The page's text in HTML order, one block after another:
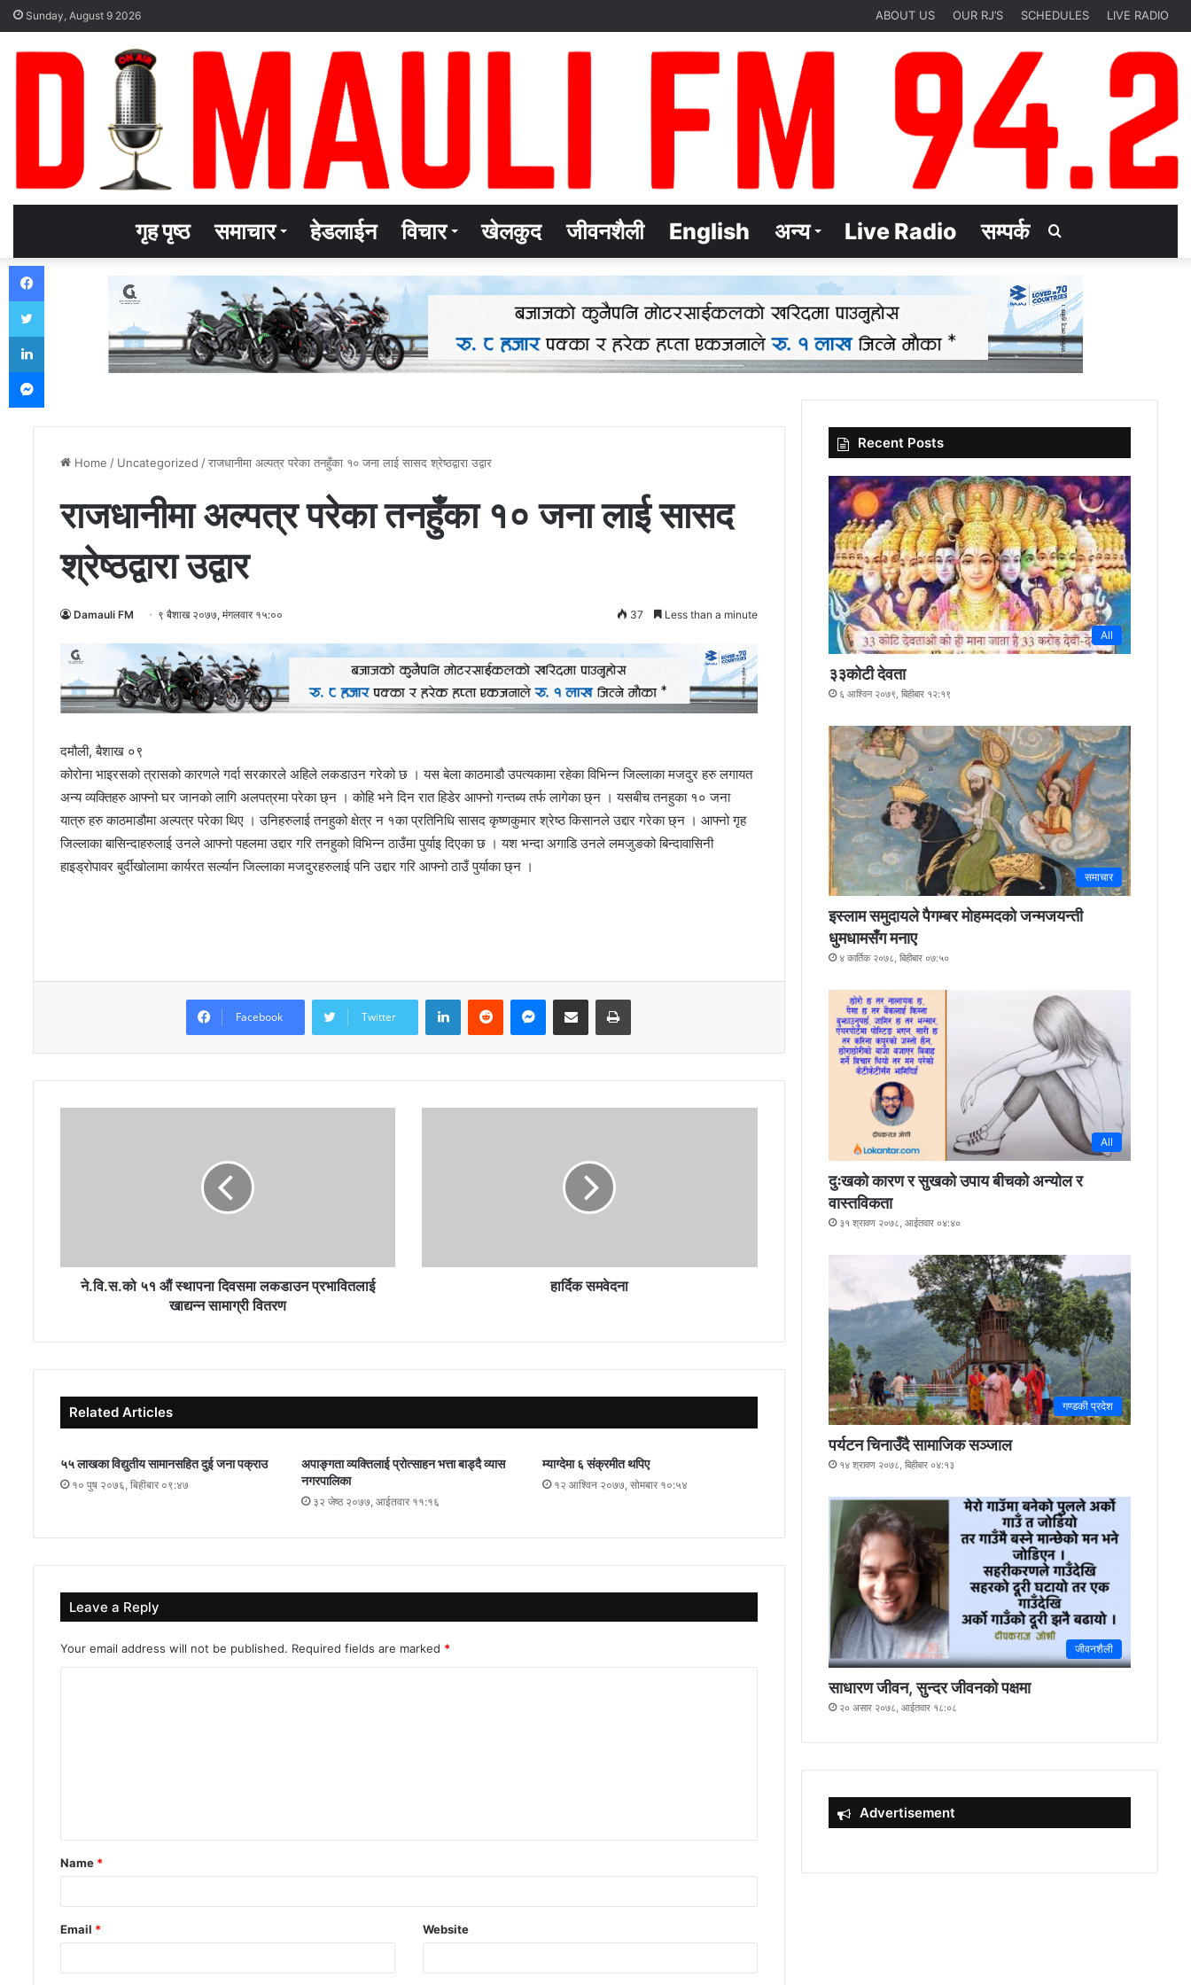
Sunday, August 9 2026 ABOUT US OUR RJ’S SCHEDULES LIVE RADIO
गृह पृष्ठ समाचार हेडलाईन विचार खेलकुद जीवनशैली English अन्य Live Radio सम्पर्क
for
Home / Uncategorized /राजधानीमा अल्पत्र परेका तनहुँका १० जना लाई सासद श्रेष्ठद्वारा उद्वार
राजधानीमा अल्पत्र परेका तनहुँका १० जना लाई सासद
श्रेष्ठद्वारा उद्वार
Damauli FM ९ बैशाख २०७७, मंगलवार १५:०० 37 Less than a minute
दमौली, बैशाख ०९
कोरोना भाइरसको त्रासको कारणले गर्दा सरकारले अहिले लकडाउन गरेको छ । यस बेला काठमाडौ उपत्यकामा रहेका विभिन्न जिल्लाका मजदुर हरु लगायत
अन्य व्यक्तिहरु आफ्नो घर जानको लागि अलपत्रमा परेका छ्न । कोहि भने दिन रात हिडेर आफ्नो गन्तब्य तर्फ लागेका छ्न । यसबीच तनहुका १० जना
यात्रु हरु काठमाडौमा अल्पत्र परेका थिए । उनिहरुलाई तनहुको क्षेत्र न १का प्रतिनिधि सासद कृष्णकुमार श्रेष्ठ किसानले उद्दार गरेका छ्न । आफ्नो गृह
जिल्लाका बासिन्दाहरुलाई उनले आफ्नो पहलमा उद्दार गरि तनहुको विभिन्न ठाउँमा पुर्याइ दिएका छ । यश भन्दा अगाडि उनले लमजुङको बिन्दावासिनी
हाइड्रोपावर बुर्दीखोलामा कार्यरत सर्ल्यान जिल्लाका मजदुरहरुलाई पनि उद्दार गरि आफ्नो ठाउँ पुर्याका छ्न ।
Facebook Twitter
LinkedIn
ने.वि.स.को ५१ औं स्थापना दिवसमा लकडाउन प्रभावितलाई
खाद्यन्न सामाग्री वितरण
हार्दिक समवेदना
Related Articles
५५ लाखका विद्युतीय सामानसहित दुई जना पक्राउ
१० पुष २०७६, बिहीबार ०९:४७
अपाङ्गता व्यक्तिलाई प्रोत्साहन भत्ता बाड्दै व्यास
नगरपालिका
३२ जेष्ठ २०७७, आईतवार ११:१६
म्याग्देमा ६ संक्रमीत थपिए
१२ आश्विन २०७७, सोमबार १०:५४
Leave a Reply
Your email address will not be published. Required fields are marked *
t
*
Name *
Email * Website
Recent Posts
All
३३कोटी देवता
६ आश्विन २०७९, बिहीबार १२:१९
समाचार
इस्लाम समुदायले पैगम्बर मोहम्मदको जन्मजयन्ती
धुमधामसँग मनाए
४ कार्तिक २०७८, बिहीबार ०७:५०
All
दुःखको कारण र सुखको उपाय बीचको अन्योल र
वास्तविकता
३१ श्रावण २०७८, आईतवार ०४:४०
गण्डकी प्रदेश
पर्यटन चिनाउँदै सामाजिक सञ्जाल
१४ श्रावण २०७८, बिहीबार ०४:१३
जीवनशैली
साधारण जीवन, सुन्दर जीवनको पक्षमा
२० असार २०७८, आईतवार १८:०८
Advertisement